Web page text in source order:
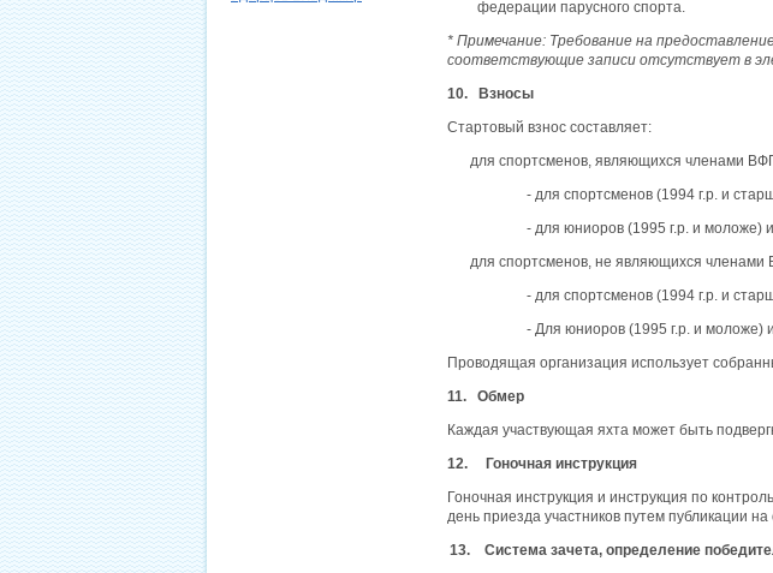
федерации парусного спорта.
* Примечание: Требование на
соответствующие записи отсутствует в
10. Взносы
Стартовый взнос составляет:
для спортсменов, являющихся членами
- для спортсменов (1994 г.р. и
- для юниоров (1995 г.р. и моложе)
для спортсменов, не являющихся
- для спортсменов (1994 г.р. и
- Для юниоров (1995 г.р. и моложе)
Проводящая организация использует
11. Обмер
Каждая участвующая яхта может быть
12. Гоночная инструкция
Гоночная инструкция и инструкция по
день приезда участников путем публикации
13. Система зачета, определение